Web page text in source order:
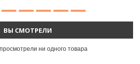
ВЫ СМОТРЕЛИ
ни одного товара